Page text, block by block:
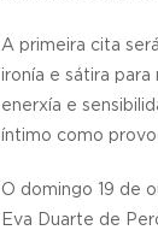
A primeira cita
ironía e sátira
enerxía e
íntimo como
O domingo 19 de
Eva Duarte de